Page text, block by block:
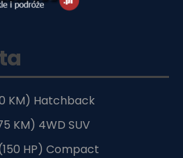
KM) Hatchback
KM) 4WD SUV
HP) Compact